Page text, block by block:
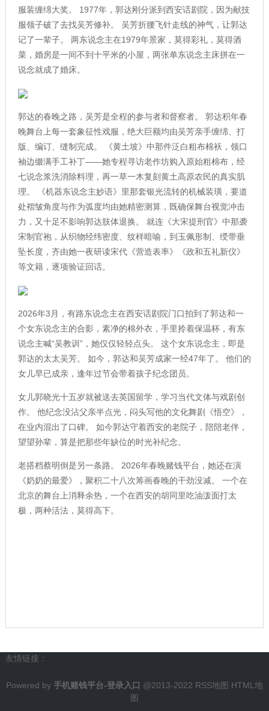
服装缠绵大奖。 1977年，郭达刚分派到西安话剧院，因为献技
服领子破了去找吴芳修补。 吴芳折腰飞针走线的神气，让郭达
记了一辈子。 两东说念主在1979年景家，莫得彩礼，莫得酒
菜，婚房是一间不到十平米的小屋，两张单东说念主床拼在一
说念就成了婚床。
郭达的春晚之路，吴芳是全程的参与者和督察者。 郭达积年春
晚舞台上每一套象征性戏服，绝大巨额均由吴芳亲手缠绵、打
版、编订、缝制完成。 《黄土坡》中那件泛白粗布棉袄，领口
袖边缀满手工补丁——她专程寻访老作坊购入原始粗棉布，经
七说念浆洗消除料理，再一草一木复刻黄土高原农民的真实肌
理。 《机器东说念主妙语》里那套银光流转的机械装璜，要道
处褶皱角度与作为弧度均由她精密测算，既确保舞台视觉冲击
力，又十足不影响郭达肢体退换。 就连《大宋提刑官》中那袭
宋制官袍，从织物经纬密度、纹样暗喻，到玉佩形制、绶带垂
坠长度，齐由她一夜研读宋代《营造表率》《政和五礼新仪》
等文籍，逐项验证回话。
2026年3月，有路东说念主在西安话剧院门口拍到了郭达和一
个女东说念主的合影，素净的棉外衣，手里拎着保温杯，有东
说念主喊“吴教训”，她仅仅轻轻点头。 这个女东说念主，即是
郭达的太太吴芳。 如今，郭达和吴芳成家一经47年了。 他们的
女儿早已成亲，逢年过节会带着孩子纪念团员。
女儿郭晓光十五岁就被送去英国留学，学习当代文体与戏剧创
作。 他纪念没沾父亲半点光，闷头写他的文化舞剧《悟空》，
在业内混出了口碑。 如今郭达守着西安的老院子，陪陪老伴，
望望孙辈，算是把那些年缺位的时光补纪念。
老搭档蔡明倒是另一条路。 2026年春晚赌钱平台，她还在演
《奶奶的最爱》，聚积二十八次筹画春晚的干劲没减。 一个在
北京的舞台上消释余热，一个在西安的胡同里吃油泼面打太
极，两种活法，莫得高下。
友情链接：
Powered by 手机赌钱平台-登录入口 @2013-2022 RSS地图 HTML地
图